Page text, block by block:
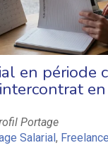
en période
Portage
Salarial, Freelance